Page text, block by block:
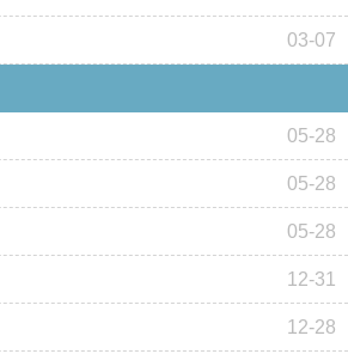
03-07
05-28
05-28
05-28
12-31
12-28